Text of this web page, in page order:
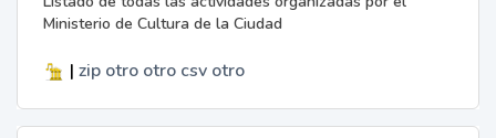
Ministerio de Cultura de la Ciudad
| zip otro otro csv otro